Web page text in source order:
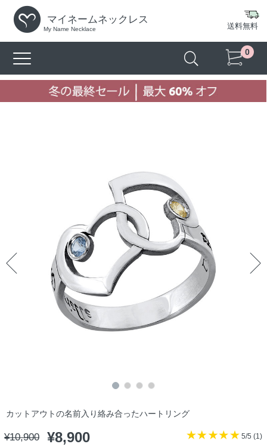
マイネームネックレス
My Name Necklace 送料無料
0
カットアウトの名前入り絡み合ったハートリング
¥10,900 ¥8,900 5/5 (1)